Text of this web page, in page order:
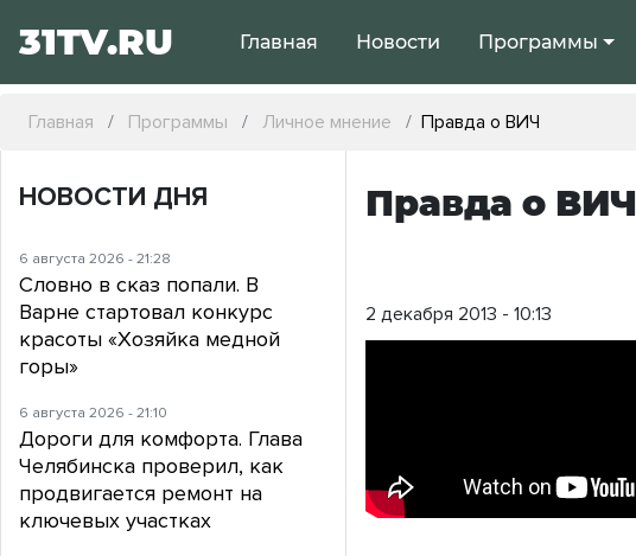
31TV.RU Главная Новости Программы
Главная Программы Личное мнение Правда о ВИЧ
Правда о ВИЧ
2 декабря 2013 - 10:13
НОВОСТИ ДНЯ
6 августа 2026 - 21:28
Словно в сказ попали. В
Варне стартовал конкурс
красоты «Хозяйка медной
горы»
6 августа 2026 - 21:10
Дороги для комфорта. Глава
Челябинска проверил, как
продвигается ремонт на
ключевых участках